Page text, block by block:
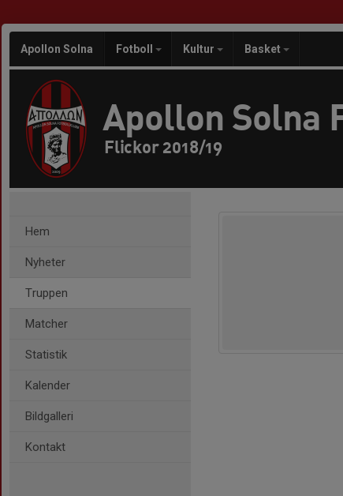
Apollon Solna Fotboll Kultur Basket
Apollon Solna
Flickor 2018/19
Hem
Nyheter
Truppen
Matcher
Statistik
Kalender
Bildgalleri
Kontakt